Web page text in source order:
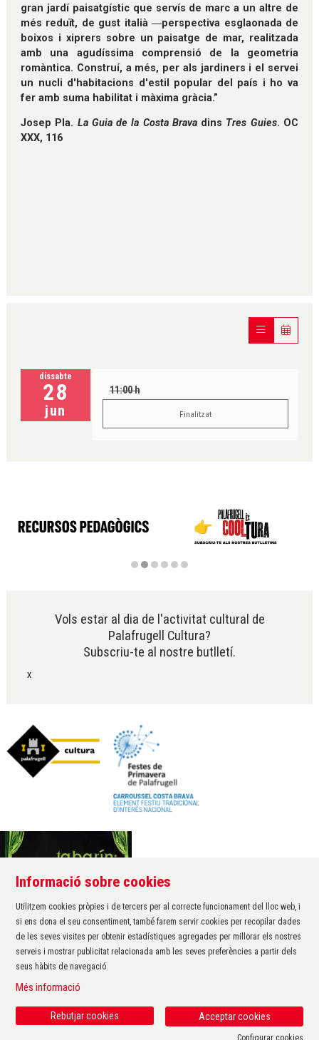
gran jardí paisatgístic que servís de marc a un altre de
més reduït, de gust italià ―perspectiva esglaonada de
boixos i xiprers sobre un paisatge de mar, realitzada
amb una agudíssima comprensió de la geometria
romàntica. Construí, a més, per als jardiners i el servei
un nucli d'habitacions d'estil popular del país i ho va
fer amb suma habilitat i màxima gràcia.”
Josep Pla. La Guia de la Costa Bravadins Tres Guies. OC
XXX, 116
dissabte
28
jun
11:00 h
Finalitzat
Vols estar al dia de l'activitat cultural de
Palafrugell Cultura?
Subscriu-te al nostre butlletí.
x
Àrea de cultura de l'Ajuntament de Palafrugell
Carrer Santa Margarida, 1
17200 Palafrugell
972 611 172 ·
cultura@palafrugell.cat
Sitemap | Avís Legal
Informació sobre cookies
Utilitzem cookies pròpies i de tercers per al correcte funcionament del lloc web, i
si ens dona el seu consentiment, també farem servir cookies per recopilar dades
de les seves visites per obtenir estadístiques agregades per millorar els nostres
serveis i mostrar publicitat relacionada amb les seves preferències a partir dels
seus hàbits de navegació.
Més informació
Acceptar cookies
Rebutjar cookies